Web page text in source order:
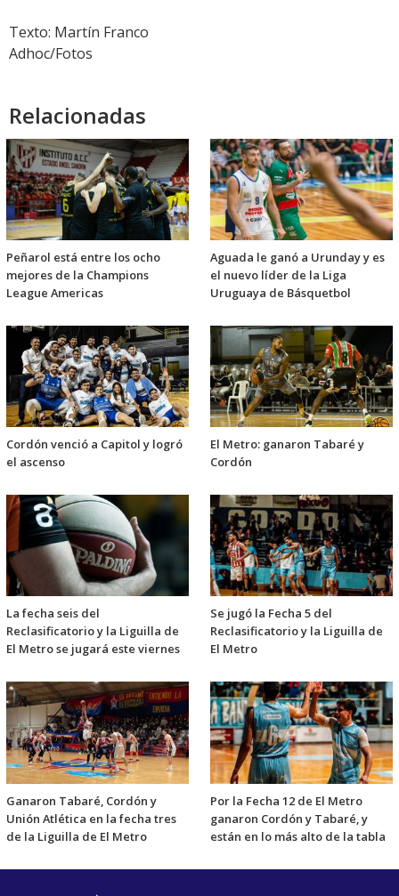
Texto: Martín Franco
Adhoc/Fotos
Relacionadas
Peñarol está entre los ocho
mejores de la Champions
League Americas
Aguada le ganó a Urunday y es
el nuevo líder de la Liga
Uruguaya de Básquetbol
Cordón venció a Capitol y logró
el ascenso
El Metro: ganaron Tabaré y
Cordón
La fecha seis del
Reclasificatorio y la Liguilla de
El Metro se jugará este viernes
Se jugó la Fecha 5 del
Reclasificatorio y la Liguilla de
El Metro
Ganaron Tabaré, Cordón y
Unión Atlética en la fecha tres
de la Liguilla de El Metro
Por la Fecha 12 de El Metro
ganaron Cordón y Tabaré, y
están en lo más alto de la tabla